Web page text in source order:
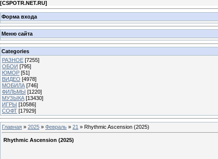
[CSPOTR.NET.RU]
Форма входа
Меню сайта
Categories
РАЗНОЕ [7255]
ОБОИ [795]
ЮМОР [51]
ВИДЕО [4978]
МОБИЛА [746]
ФИЛЬМЫ [1220]
МУЗЫКА [13430]
ИГРЫ [10586]
СОФТ [17929]
Главная » 2025 » Февраль » 21 » Rhythmic Ascension (2025)
Rhythmic Ascension (2025)